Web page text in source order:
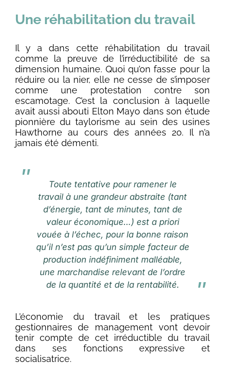
Une réhabilitation du travail
Il y a dans cette réhabilitation du travail
comme la preuve de l’irréductibilité de sa
dimension humaine. Quoi qu’on fasse pour la
réduire ou la nier, elle ne cesse de s’imposer
comme une protestation contre son
escamotage. C’est la conclusion à laquelle
avait aussi abouti Elton Mayo dans son étude
pionnière du taylorisme au sein des usines
Hawthorne au cours des années 20. Il n’a
jamais été démenti.
Toute tentative pour ramener le
travail à une grandeur abstraite (tant
d’énergie, tant de minutes, tant de
valeur économique…) est a priori
vouée à l’échec, pour la bonne raison
qu’il n’est pas qu’un simple facteur de
production indéfiniment malléable,
une marchandise relevant de l’ordre
de la quantité et de la rentabilité.
L’économie du travail et les pratiques
gestionnaires de management vont devoir
tenir compte de cet irréductible du travail
dans ses fonctions expressive et
socialisatrice.